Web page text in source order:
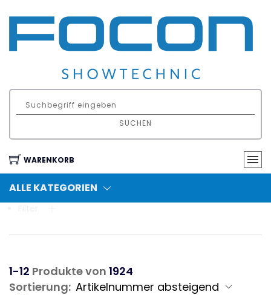
SUCHEN
WARENKORB
ALLE KATEGORIEN
1-12 Produkte von 1924
Sortierung: